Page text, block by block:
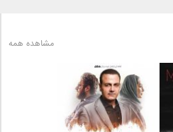
مشاهده همه